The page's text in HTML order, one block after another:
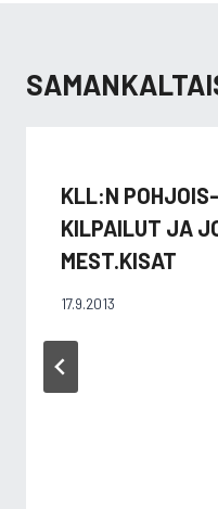
KLL:N
KILPAILUT JA
MEST.KISAT
17.9.2013